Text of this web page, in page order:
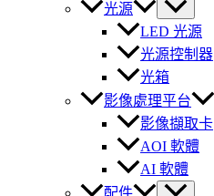
光源
LED 光源
光源控制器
光箱
影像處理平台
影像擷取卡
AOI 軟體
AI 軟體